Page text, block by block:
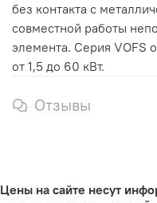
без контакта с
совместной работы
элемента. Серия VOFS
от 1,5 до 60 кВт.
Отзывы
Цены на сайте несут